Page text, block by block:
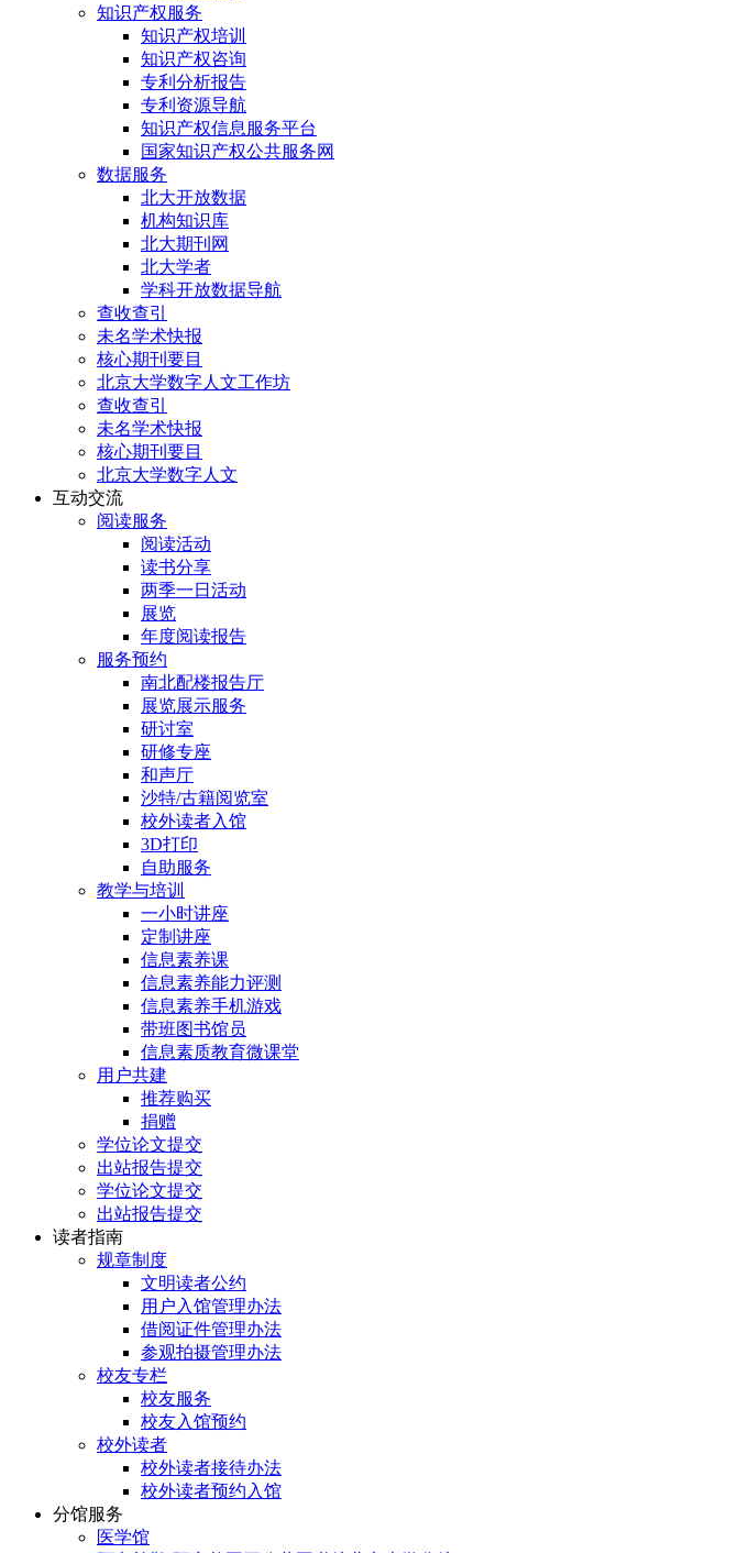
知识产权服务
知识产权培训
知识产权咨询
专利分析报告
专利资源导航
知识产权信息服务平台
国家知识产权公共服务网
数据服务
北大开放数据
机构知识库
北大期刊网
北大学者
学科开放数据导航
查收查引
未名学术快报
核心期刊要目
北京大学数字人文工作坊
查收查引
未名学术快报
核心期刊要目
北京大学数字人文
互动交流
阅读服务
阅读活动
读书分享
两季一日活动
展览
年度阅读报告
服务预约
南北配楼报告厅
展览展示服务
研讨室
研修专座
和声厅
沙特/古籍阅览室
校外读者入馆
3D打印
自助服务
教学与培训
一小时讲座
定制讲座
信息素养课
信息素养能力评测
信息素养手机游戏
带班图书馆员
信息素质教育微课堂
用户共建
推荐购买
捐赠
学位论文提交
出站报告提交
学位论文提交
出站报告提交
读者指南
规章制度
文明读者公约
用户入馆管理办法
借阅证件管理办法
参观拍摄管理办法
校友专栏
校友服务
校友入馆预约
校外读者
校外读者接待办法
校外读者预约入馆
分馆服务
医学馆